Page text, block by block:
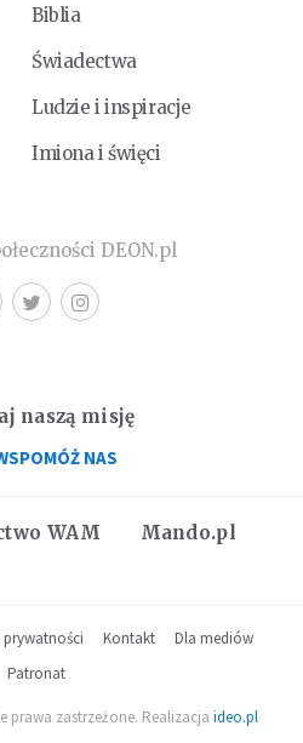
Biblia
Świadectwa
Ludzie i inspiracje
Imiona i święci
DEON.pl
WAM
Mando.pl
naszą misję
NAS
Kontakt
Dla mediów
Patronat
prawa zastrzeżone. Realizacja ideo.pl